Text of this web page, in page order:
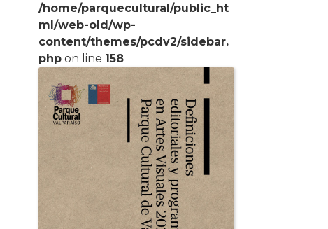
/home/parquecultural/public_ht
ml/web-old/wp-
content/themes/pcdv2/sidebar.
php on line 158